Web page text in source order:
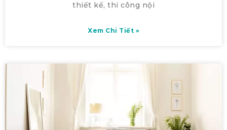
thiết kế, thi công nội
Xem Chi Tiết »